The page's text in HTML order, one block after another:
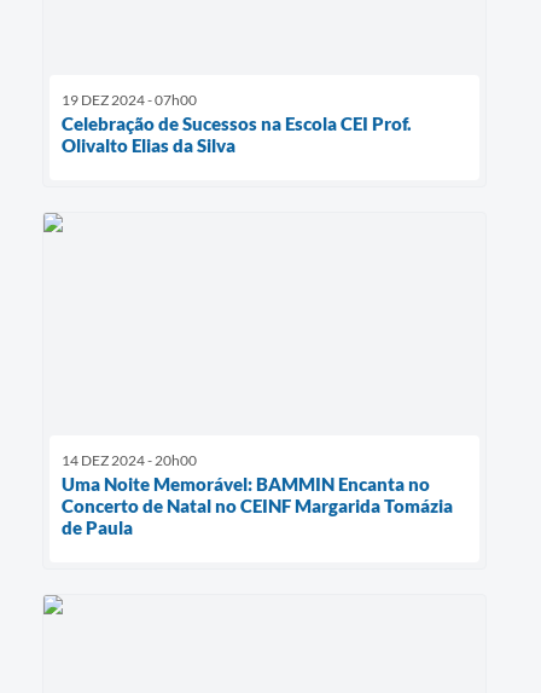
19 DEZ 2024 - 07h00
Celebração de Sucessos na Escola CEI Prof.
Olivalto Elias da Silva
14 DEZ 2024 - 20h00
Uma Noite Memorável: BAMMIN Encanta no
Concerto de Natal no CEINF Margarida Tomázia
de Paula